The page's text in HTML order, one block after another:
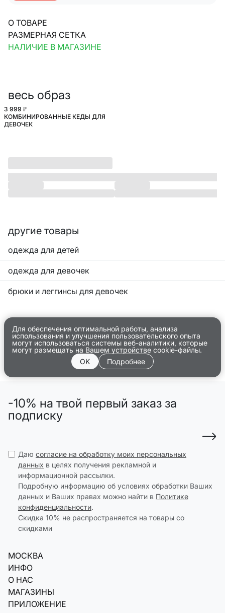
О ТОВАРЕ
РАЗМЕРНАЯ СЕТКА
НАЛИЧИЕ В МАГАЗИНЕ
весь образ
ШКОЛА
3 999 ₽
КОМБИНИРОВАННЫЕ КЕДЫ ДЛЯ
ДЕВОЧЕК
другие товары
одежда для детей
одежда для девочек
брюки и леггинсы для девочек
Для обеспечения оптимальной работы, анализа
использования и улучшения пользовательского опыта
могут использоваться системы веб-аналитики, которые
могут размещать на Вашем устройстве cookie-файлы.
OK
Подробнее
-10% на твой первый заказ за
подписку
Даю согласие на обработку моих персональных
данных в целях получения рекламной и
информационной рассылки.
Подробную информацию об условиях обработки Ваших
данных и Ваших правах можно найти в Политике
конфиденциальности.
Скидка 10% не распространяется на товары со
скидками
МОСКВА
ИНФО
О НАС
МАГАЗИНЫ
ПРИЛОЖЕНИЕ